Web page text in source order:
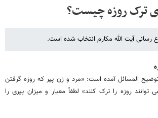
ترک روزه چیست؟
رسانی آیت الله مکارم انتخاب شده است.
در مسأله 1450 توضیح المسائل آمده است: «مرد و زن پیر که روزه گرفتن
روزه را ترک کنند» لطفاً معیار و میزان پیرى را